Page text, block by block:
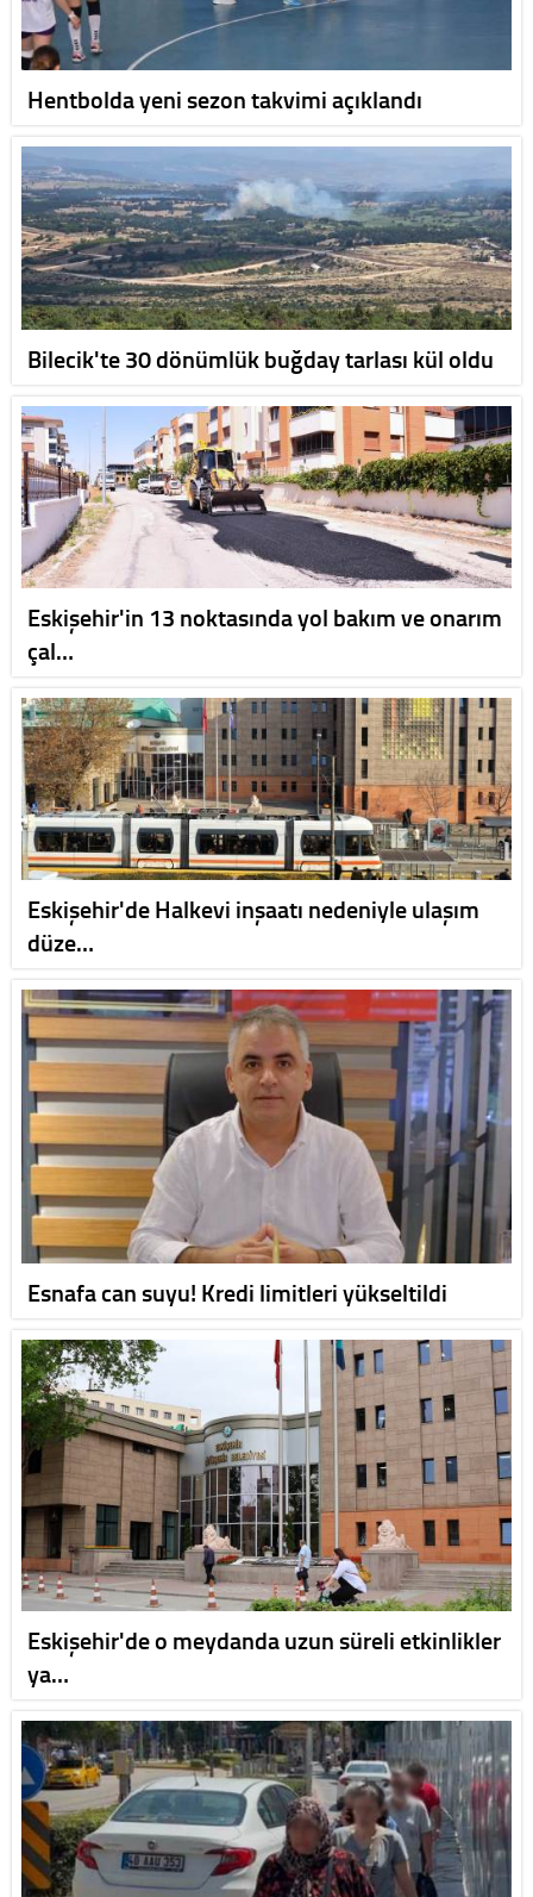
Hentbolda yeni sezon takvimi açıklandı
Bilecik'te 30 dönümlük buğday tarlası kül oldu
Eskişehir'in 13 noktasında yol bakım ve onarım
çal…
Eskişehir'de Halkevi inşaatı nedeniyle ulaşım
düze…
Esnafa can suyu! Kredi limitleri yükseltildi
Eskişehir'de o meydanda uzun süreli etkinlikler
ya…